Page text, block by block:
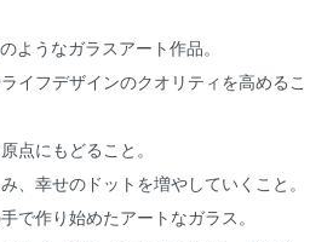
ようなガラスアート作品。
イフデザインのクオリティを高めるこ
点にもどること。
、幸せのドットを増やしていくこと。
で作り始めたアートなガラス。